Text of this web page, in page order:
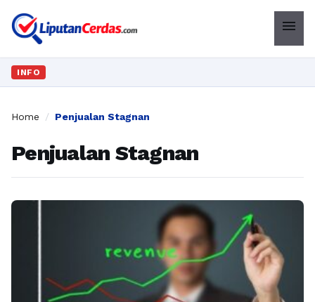
menu
INFO
Home / Penjualan Stagnan
Penjualan Stagnan